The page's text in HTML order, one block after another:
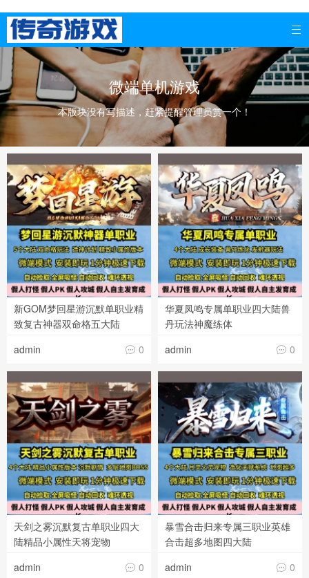

微端单机游戏
本版块没有写描述，赶紧提醒管理员赏一个！
新GOM梦回星游沉默单职业精
致复古神器双命格五大陆
 0
admin
华夏凤鸣专属单职业四大陆兽
丹玩法神魔练体
 0
admin
天剑之雾沉默复古单职业四大
陆精品小属性天将宠物
 0
admin
暴雪合击归来专属三职业英雄
合击超多地图四大陆
 0
admin